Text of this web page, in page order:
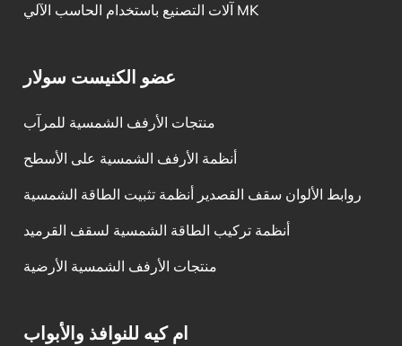
آلات التصنيع باستخدام الحاسب الآلي MK
عضو الكنيست سولار
منتجات الأرفف الشمسية للمرآب
أنظمة الأرفف الشمسية على الأسطح
روابط الألوان سقف القصدير أنظمة تثبيت الطاقة الشمسية
أنظمة تركيب الطاقة الشمسية لسقف القرميد
منتجات الأرفف الشمسية الأرضية
ام كيه للنوافذ والأبواب